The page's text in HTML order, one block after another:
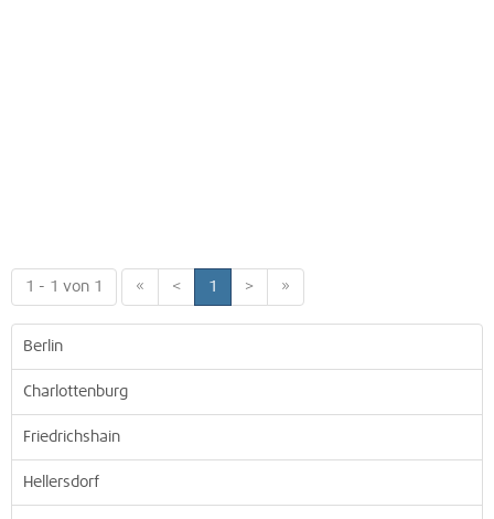
1 - 1 von 1 « < 1 > »
Berlin
Charlottenburg
Friedrichshain
Hellersdorf